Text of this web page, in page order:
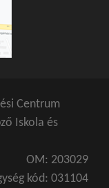
Centrum
Iskola és
OM: 203029
kód: 031104